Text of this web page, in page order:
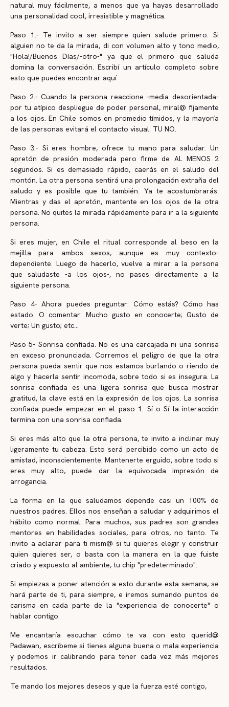
natural muy fácilmente, a menos que ya hayas desarrollado
una personalidad cool, irresistible y magnética.
Paso 1.- Te invito a ser siempre quien salude primero. Si
alguien no te da la mirada, di con volumen alto y tono medio,
"Hola!/Buenos Días/-otro-" ya que el primero que saluda
domina la conversación. Escribí un artículo completo sobre
esto que puedes encontrar aquí
Paso 2.- Cuando la persona reaccione -media desorientada-
por tu atípico despliegue de poder personal, miral@ fijamente
a los ojos. En Chile somos en promedio tímidos, y la mayoría
de las personas evitará el contacto visual. TU NO.
Paso 3.- Si eres hombre, ofrece tu mano para saludar. Un
apretón de presión moderada pero firme de AL MENOS 2
segundos. Si es demasiado rápido, caerás en el saludo del
montón. La otra persona sentirá una prolongación extraña del
saludo y es posible que tu también. Ya te acostumbrarás.
Mientras y das el apretón, mantente en los ojos de la otra
persona. No quites la mirada rápidamente para ir a la siguiente
persona.
Si eres mujer, en Chile el ritual corresponde al beso en la
mejilla para ambos sexos, aunque es muy contexto-
dependiente. Luego de hacerlo, vuelve a mirar a la persona
que saludaste -a los ojos-, no pases directamente a la
siguiente persona.
Paso 4- Ahora puedes preguntar: Cómo estás? Cómo has
estado. O comentar: Mucho gusto en conocerte; Gusto de
verte; Un gusto; etc...
Paso 5- Sonrisa confiada. No es una carcajada ni una sonrisa
en exceso pronunciada. Corremos el peligro de que la otra
persona pueda sentir que nos estamos burlando o riendo de
algo y hacerla sentir incomoda, sobre todo si es insegura. La
sonrisa confiada es una ligera sonrisa que busca mostrar
gratitud, la clave está en la expresión de los ojos. La sonrisa
confiada puede empezar en el paso 1. Sí o Sí la interacción
termina con una sonrisa confiada.
Si eres más alto que la otra persona, te invito a inclinar muy
ligeramente tu cabeza. Esto será percibido como un acto de
amistad, inconscientemente. Mantenerte erguido, sobre todo si
eres muy alto, puede dar la equivocada impresión de
arrogancia.
La forma en la que saludamos depende casi un 100% de
nuestros padres. Ellos nos enseñan a saludar y adquirimos el
hábito como normal. Para muchos, sus padres son grandes
mentores en habilidades sociales, para otros, no tanto. Te
invito a aclarar para ti mism@ si tu quieres elegir y construir
quien quieres ser, o basta con la manera en la que fuiste
criado y expuesto al ambiente, tu chip "predeterminado".
Si empiezas a poner atención a esto durante esta semana, se
hará parte de ti, para siempre, e iremos sumando puntos de
carisma en cada parte de la "experiencia de conocerte" o
hablar contigo.
Me encantaría escuchar cómo te va con esto querid@
Padawan, escríbeme si tienes alguna buena o mala experiencia
y podemos ir calibrando para tener cada vez más mejores
resultados.
Te mando los mejores deseos y que la fuerza esté contigo,